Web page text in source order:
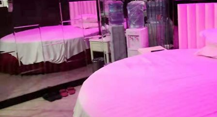
李先生
188****1365
上海
10分钟前